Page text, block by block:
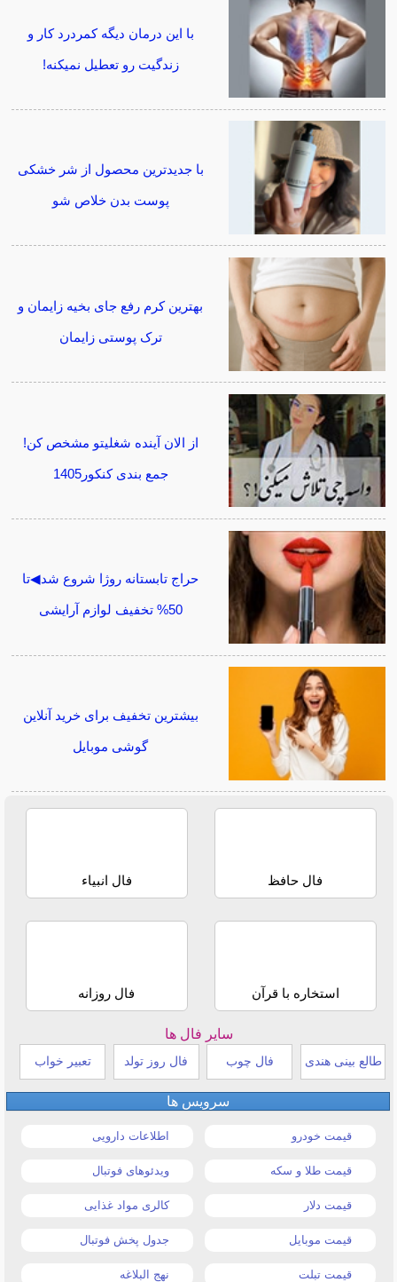
با این درمان دیگه کمردرد کار و
زندگیت رو تعطیل نمیکنه!
با جدیدترین محصول از شر خشکی
پوست بدن خلاص شو
بهترین کرم رفع جای بخیه زایمان و
ترک پوستی زایمان
از الان آینده شغلیتو مشخص کن!
جمع بندی کنکور1405
حراج تابستانه روژا شروع شد◀تا
50% تخفیف لوازم آرایشی
بیشترین تخفیف برای خرید آنلاین
گوشی موبایل
فال حافظ فال انبیاء
استخاره با قرآن فال روزانه
سایر فال ها
طالع بینی هندی فال چوب فال روز تولد تعبیر خواب
سرویس ها
قیمت خودرو اطلاعات دارویی
قیمت طلا و سکه ویدئوهای فوتبال
قیمت دلار کالری مواد غذایی
قیمت موبایل جدول پخش فوتبال
قیمت تبلت نهج البلاغه